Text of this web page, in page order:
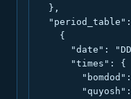
  },
"period_table":
    {
"date":
      "times": {